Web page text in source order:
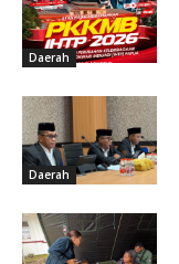
Daerah
Daerah